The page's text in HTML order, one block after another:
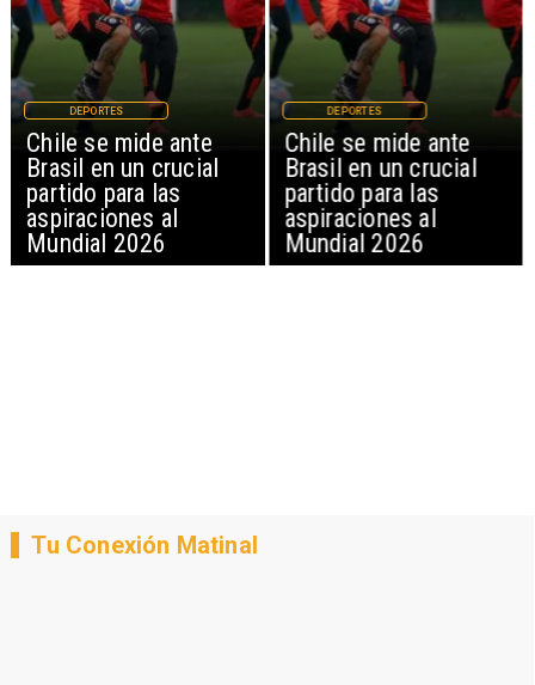
Chile se mide ante
Brasil en un crucial
partido para las
aspiraciones al
Mundial 2026
DEPORTES
Chile se mide ante
Brasil en un crucial
partido para las
aspiraciones al
Mundial 2026
DEPORTES
Tu Conexión Matinal